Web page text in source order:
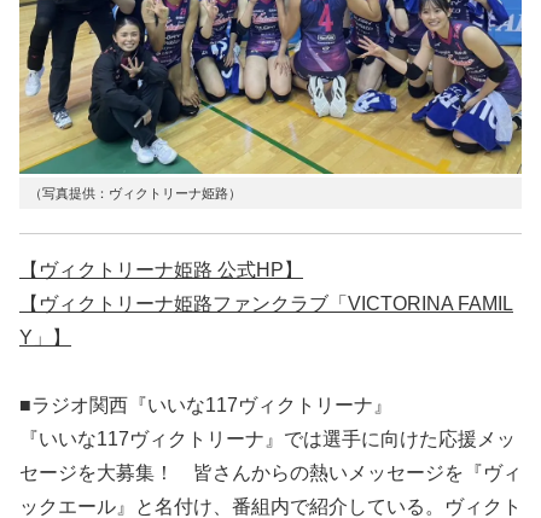
（写真提供：ヴィクトリーナ姫路）
【ヴィクトリーナ姫路 公式HP】
【ヴィクトリーナ姫路ファンクラブ「VICTORINA FAMIL
Y」】
■ラジオ関西『いいな117ヴィクトリーナ』
『いいな117ヴィクトリーナ』では選手に向けた応援メッ
セージを大募集！ 皆さんからの熱いメッセージを『ヴィ
ックエール』と名付け、番組内で紹介している。ヴィクト